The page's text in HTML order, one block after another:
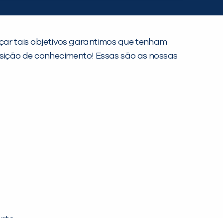
tais objetivos garantimos que tenham
de conhecimento! Essas são as nossas